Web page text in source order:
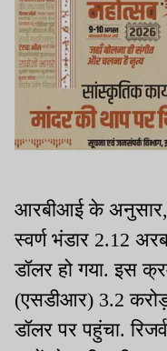
आरबीआई के अनुसार,
स्वर्ण भंडार 2.12
डॉलर हो गया. इस
(एसडीआर) 3.2
डॉलर पर पहुंचा.